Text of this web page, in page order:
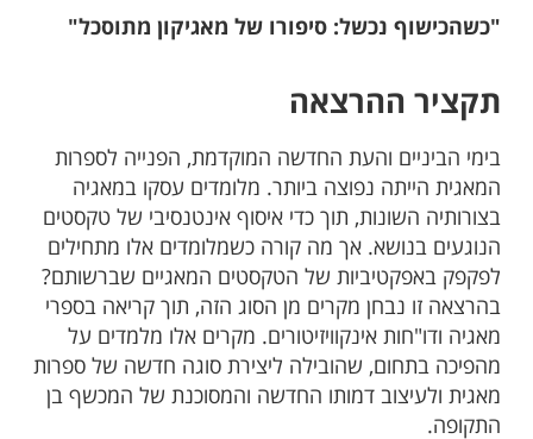
"כשהכישוף נכשל: סיפורו של מאגיקון מתוסכל"
תקציר ההרצאה
בימי הביניים והעת החדשה המוקדמת, הפנייה לספרות
המאגית הייתה נפוצה ביותר. מלומדים עסקו במאגיה
בצורותיה השונות, תוך כדי איסוף אינטנסיבי של טקסטים
הנוגעים בנושא. אך מה קורה כשמלומדים אלו מתחילים
לפקפק באפקטיביות של הטקסטים המאגיים שברשותם?
בהרצאה זו נבחן מקרים מן הסוג הזה, תוך קריאה בספרי
מאגיה ודו"חות אינקוויזיטורים. מקרים אלו מלמדים על
מהפיכה בתחום, שהובילה ליצירת סוגה חדשה של ספרות
מאגית ולעיצוב דמותו החדשה והמסוכנת של המכשף בן
התקופה.